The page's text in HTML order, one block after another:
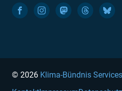
© 2026 Klima-Bündnis Services